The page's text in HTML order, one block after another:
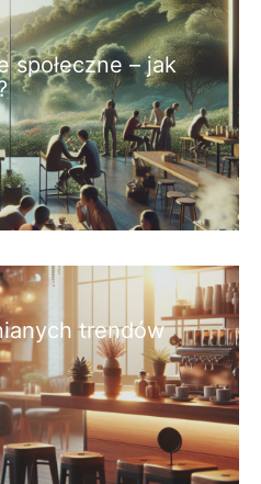
społeczne – jak
trendów